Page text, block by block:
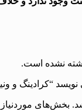
نشده است.
“کرادینگ و ونیر
بخش‌های